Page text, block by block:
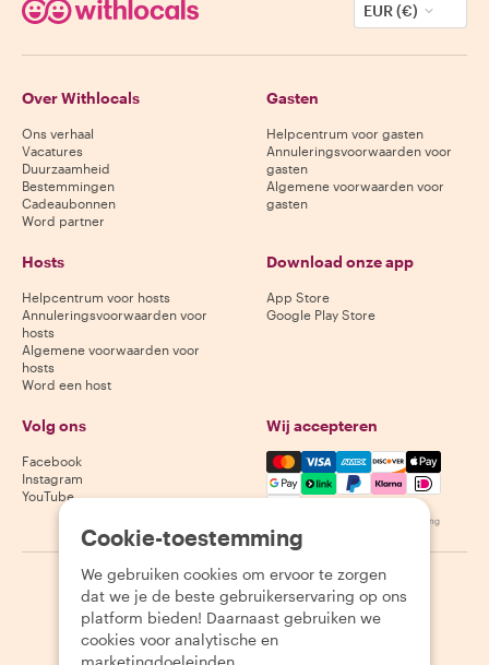
EUR (€)
Over Withlocals
Ons verhaal
Vacatures
Duurzaamheid
Bestemmingen
Cadeaubonnen
Word partner
Gasten
Helpcentrum voor gasten
Annuleringsvoorwaarden voor
gasten
Algemene voorwaarden voor
gasten
Hosts
Helpcentrum voor hosts
Annuleringsvoorwaarden voor
hosts
Algemene voorwaarden voor
hosts
Word een host
Download onze app
App Store
Google Play Store
Volg ons
Facebook
Instagram
YouTube
Wij accepteren
Mastercard, Visa, Amex,
Beschikbaarheid varieert per bestemming
2026 Withlocals.com Privacybeleid Cookies
Cookie-toestemming
We gebruiken cookies om ervoor te zorgen
dat we je de beste gebruikerservaring op ons
platform bieden! Daarnaast gebruiken we
cookies voor analytische en
marketingdoeleinden.